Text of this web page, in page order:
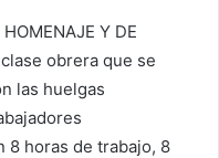
Y DE
obrera que se
las huelgas
8 horas de trabajo, 8